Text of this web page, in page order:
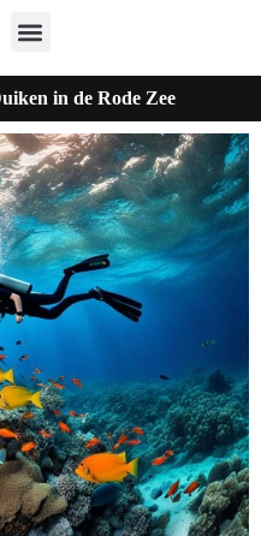
in de Rode Zee